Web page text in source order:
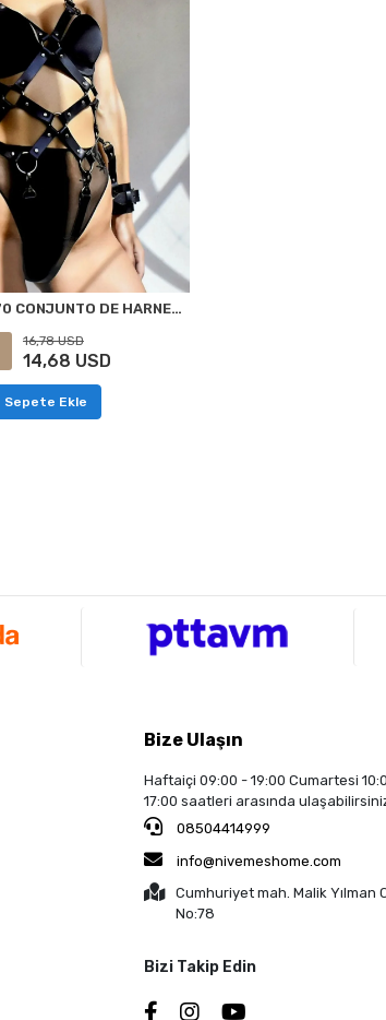
NIGHTLIGHT 8070 CONJUNTO DE HARNES DE ARNÉS STANDARD
16,78 USD
14,68 USD
Sepete Ekle
Bize Ulaşın
Haftaiçi 09:00 - 19:00 Cumartesi
17:00 saatleri arasında
08504414999
info@nivemeshome.com
Cumhuriyet mah. Malik Yılman
No:78
Bizi Takip Edin